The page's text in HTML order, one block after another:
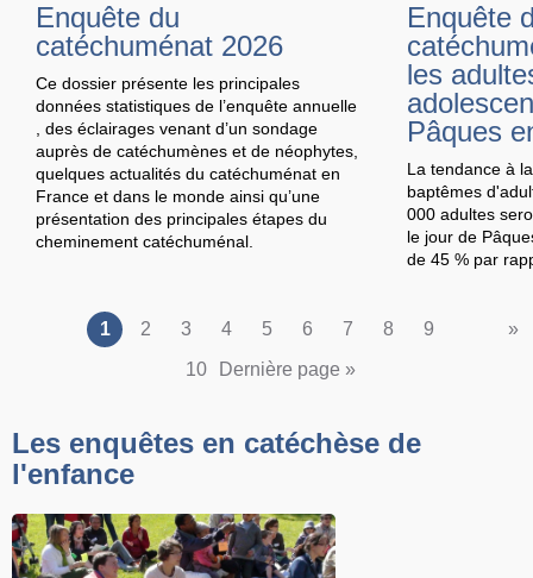
Enquête du
catéchuménat 2026
Ce dossier présente les principales
données statistiques de l’enquête annuelle
, des éclairages venant d’un sondage
auprès de catéchumènes et de néophytes,
quelques actualités du catéchuménat en
France et dans le monde ainsi qu’une
présentation des principales étapes du
cheminement catéchuménal.
Enquête
les
Pâques
La tendance à
baptêmes
000 adultes
le jour de
de 45 % par
1 2 3 4 5 6 7 8
9
10
»
Dernière page »
Les enquêtes en catéchèse de
l'enfance